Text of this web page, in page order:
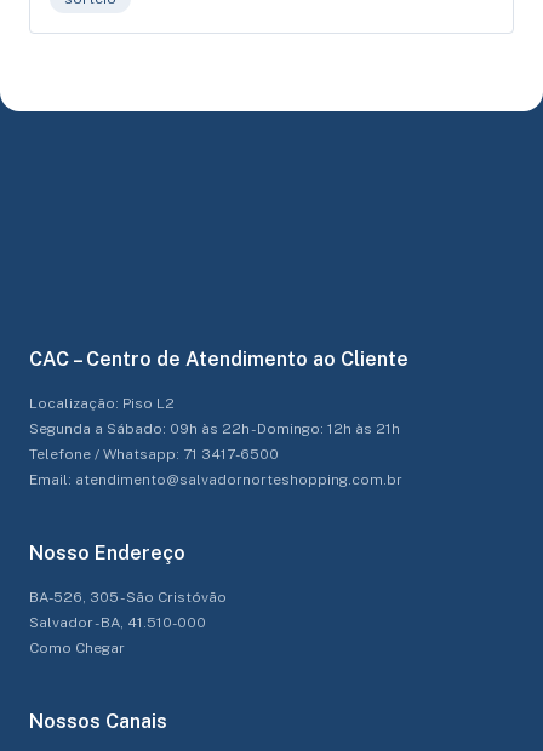
CAC – Centro de Atendimento ao Cliente
Localização: Piso L2
Segunda a Sábado: 09h às 22h - Domingo: 12h às 21h
Telefone / Whatsapp: 71 3417-6500
Email: atendimento@salvadornorteshopping.com.br
Nosso Endereço
BA-526, 305 - São Cristóvão
Salvador - BA, 41.510-000
Como Chegar
Nossos Canais